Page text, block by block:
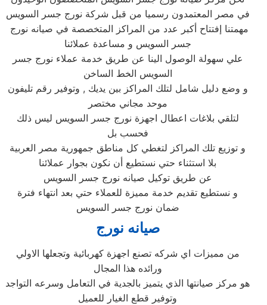
في مصر المعتمدون رسميا من قبل شركة نورج جسر السويس
جسر السويس و مساعدة عملائنا
علي سهولة الوصول الينا عن طريق خدمة عملاء نورج جسر
السويس الخط الساخن
و وضع دليل شامل لتلك المراكز بين يديك , وتوفير رقم تليفون
موحد مجاني مختصر
لتلقي بلاغات اعطال اجهزة نورج جسر السويس ليس ذلك
فحسب بل
و توزيع تلك المراكز لتغطي كل مناطق جمهورية مصر العربية
بلا استثناء حتي نستطيع أن نكون بجوار عملائنا
عن طريق توكيل صيانه نورج جسر السويس
و نستطيع تقديم خدمة مميزة للعملاء حتي بعد انتهاء فترة
ضمان نورج جسر السويس
صيانه نورج
من مميزات اي شركه تصنع اجهزة كهربائية وتجعلها الاولي
ورائده هذا المجال
هو مركز صيانتها الذي يتميز بالجدية في التعامل وسرعه التواجد
وتوفير قطع الغيار للعميل